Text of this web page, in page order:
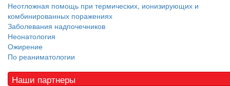
Неотложная помощь при термических, ионизирующих и
комбинированных поражениях
Заболевания надпочечников
Неонатология
Ожирение
По реаниматологии
Наши партнеры